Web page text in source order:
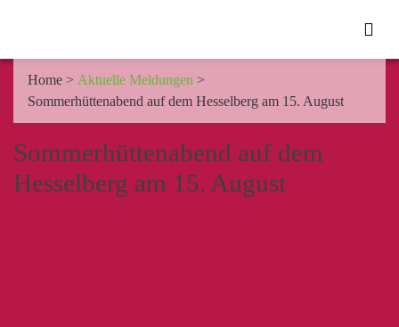
Home > Aktuelle Meldungen >
Sommerhüttenabend auf dem Hesselberg am 15. August
Sommerhüttenabend auf dem
Hesselberg am 15. August